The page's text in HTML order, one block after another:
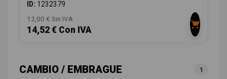
ID: 1232379
12,00 € Sin IVA
14,52 € Con IVA
CAMBIO / EMBRAGUE 1